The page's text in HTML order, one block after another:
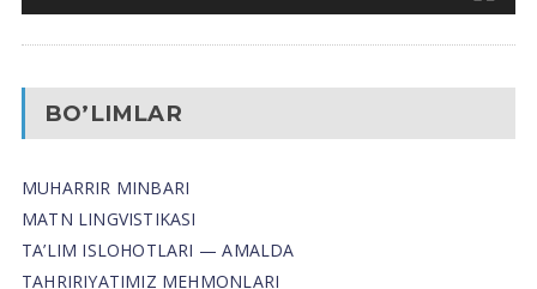
BO’LIMLAR
MUHARRIR MINBARI
MATN LINGVISTIKASI
TA’LIM ISLOHOTLARI — AMALDA
TAHRIRIYATIMIZ MEHMONLARI